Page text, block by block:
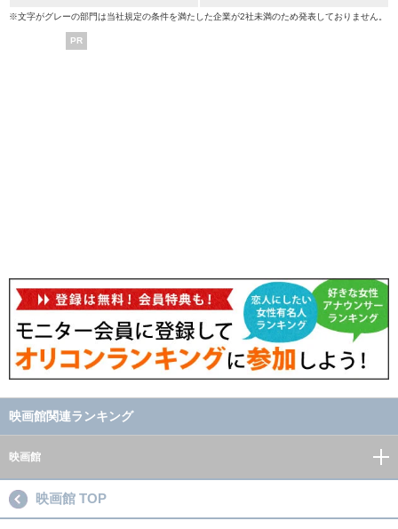
※文字がグレーの部門は当社規定の条件を満たした企業が2社未満のため発表しておりません。
PR
映画館関連ランキング
映画館
映画館 TOP